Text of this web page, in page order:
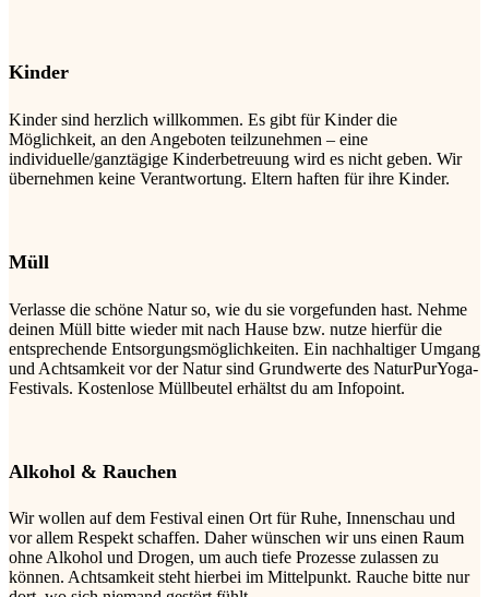
Kinder
Kinder sind herzlich willkommen. Es gibt für Kinder die
Möglichkeit, an den Angeboten teilzunehmen – eine
individuelle/ganztägige Kinderbetreuung wird es nicht geben. Wir
übernehmen keine Verantwortung. Eltern haften für ihre Kinder.
Müll
Verlasse die schöne Natur so, wie du sie vorgefunden hast. Nehme
deinen Müll bitte wieder mit nach Hause bzw. nutze hierfür die
entsprechende Entsorgungsmöglichkeiten. Ein nachhaltiger Umgang
und Achtsamkeit vor der Natur sind Grundwerte des NaturPurYoga-
Festivals. Kostenlose Müllbeutel erhältst du am Infopoint.
Alkohol & Rauchen
Wir wollen auf dem Festival einen Ort für Ruhe, Innenschau und
vor allem Respekt schaffen. Daher wünschen wir uns einen Raum
ohne Alkohol und Drogen, um auch tiefe Prozesse zulassen zu
können. Achtsamkeit steht hierbei im Mittelpunkt. Rauche bitte nur